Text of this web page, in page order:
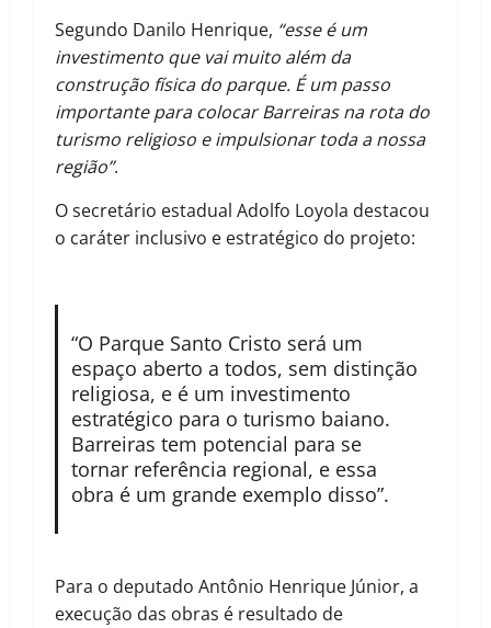
Segundo Danilo Henrique, “esse é um
investimento que vai muito além da
construção física do parque. É um passo
importante para colocar Barreiras na rota do
turismo religioso e impulsionar toda a nossa
região”.
O secretário estadual Adolfo Loyola destacou
o caráter inclusivo e estratégico do projeto:
“O Parque Santo Cristo será um
espaço aberto a todos, sem distinção
religiosa, e é um investimento
estratégico para o turismo baiano.
Barreiras tem potencial para se
tornar referência regional, e essa
obra é um grande exemplo disso”.
Para o deputado Antônio Henrique Júnior, a
execução das obras é resultado de